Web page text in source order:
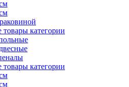
товары категории
товары категории